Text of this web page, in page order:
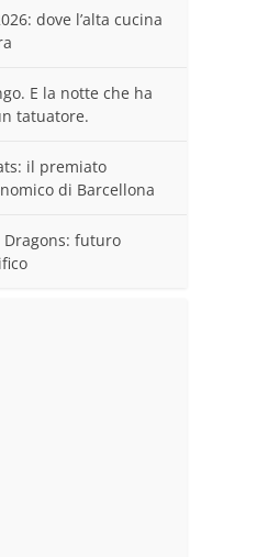
dove l’alta cucina
E la notte che ha
tatuatore.
il premiato
di Barcellona
Dragons: futuro